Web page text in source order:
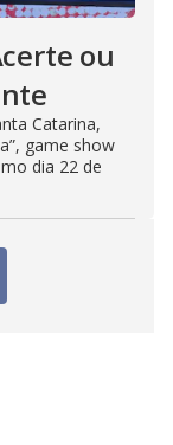
ou
Catarina,
game show
dia 22 de